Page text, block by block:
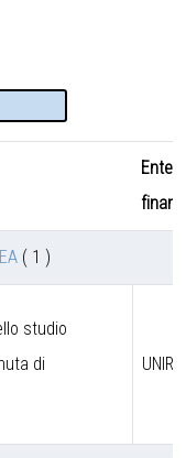
Ente
( 1 )
studio
di